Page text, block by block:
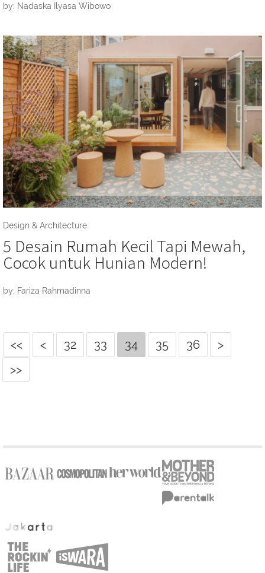
by: Nadaska Ilyasa Wibowo
Design & Architecture
5 Desain Rumah Kecil Tapi Mewah,
Cocok untuk Hunian Modern!
by: Fariza Rahmadinna
<< < 32 33 34 35 36
>
>>